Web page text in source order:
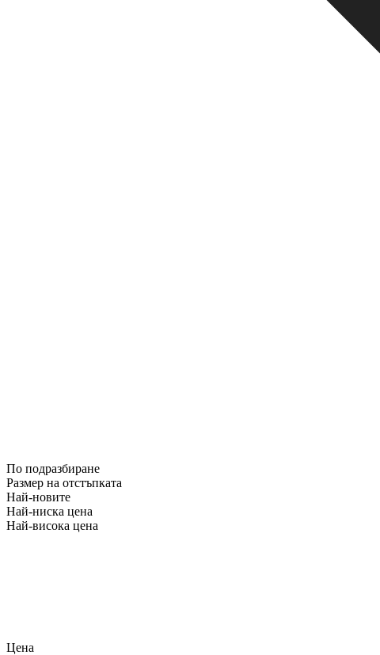
По подразбиране
Размер на отстъпката
Най-новите
Най-ниска цена
Най-висока цена
Цена